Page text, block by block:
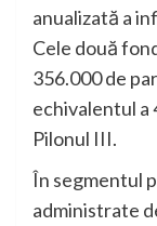
anualizată a
Cele două
356.000 de
echivalentul a
Pilonul III.
În segmentul
administrate